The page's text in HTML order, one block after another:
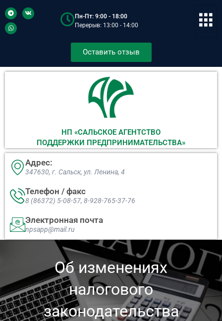
Пн-Пт: 9:00 - 18:00
Перерыв: 13:00 - 14:00
Оставить отзыв
НП «САЛЬСКОЕ АГЕНТСТВО
ПОДДЕРЖКИ ПРЕДПРИНИМАТЕЛЬСТВА»
Адрес:
347630, г. Сальск, ул. Ленина, 4​
Телефон / факс
8 (86372) 5-08-57, 8-928-765-37-76
Электронная почта
npsapp@mail.ru
Об изменениях
налогового
законодательства